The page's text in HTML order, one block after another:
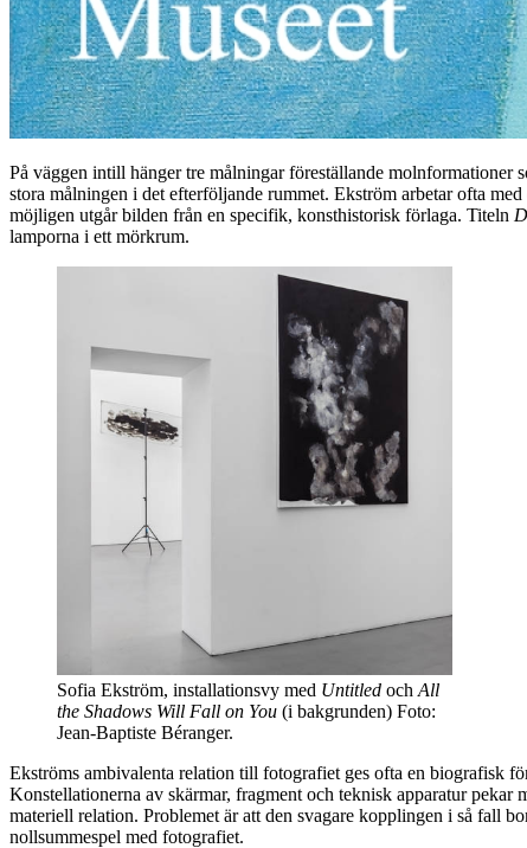
På väggen intill hänger tre målningar föreställande molnformationer
stora målningen i det efterföljande rummet. Ekström arbetar ofta
möjligen utgår bilden från en specifik, konsthistorisk förlaga. Titeln
lamporna i ett mörkrum.
Sofia Ekström, installationsvy med Untitled och All
the Shadows Will Fall on You (i bakgrunden) Foto:
Jean-Baptiste Béranger.
Ekströms ambivalenta relation till fotografiet ges ofta en biografisk
Konstellationerna av skärmar, fragment och teknisk apparatur
materiell relation. Problemet är att den svagare kopplingen i så fall
nollsummespel med fotografiet.